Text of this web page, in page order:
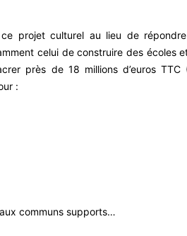
projet culturel au lieu de
celui de construire des écoles
près de 18 millions d’euros TTC
:
communs supports…